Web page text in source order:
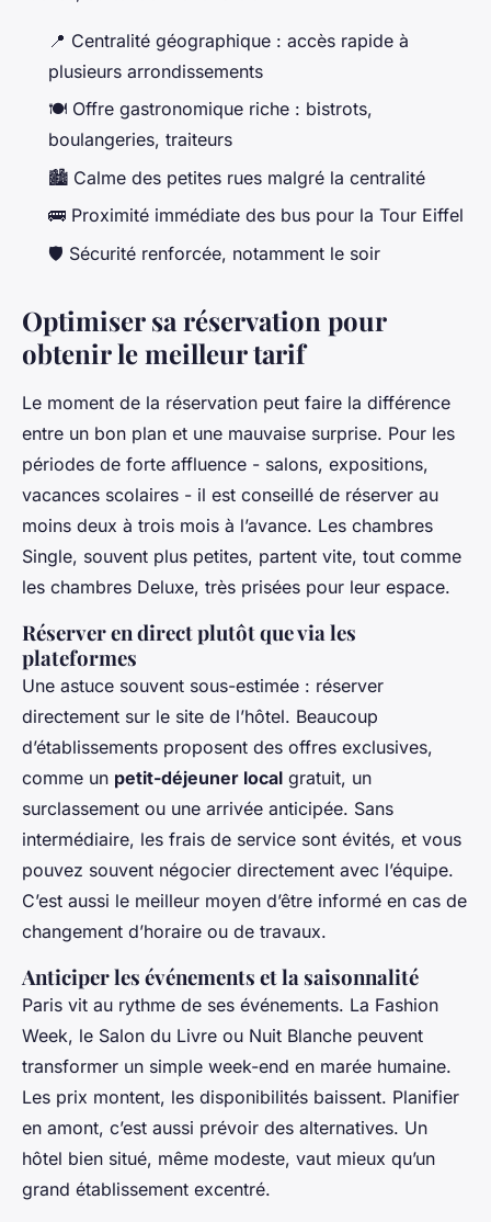
📍 Centralité géographique : accès rapide à
plusieurs arrondissements
🍽️ Offre gastronomique riche : bistrots,
boulangeries, traiteurs
🏙️ Calme des petites rues malgré la centralité
🚌 Proximité immédiate des bus pour la Tour Eiffel
🛡️ Sécurité renforcée, notamment le soir
Optimiser sa réservation pour
obtenir le meilleur tarif
Le moment de la réservation peut faire la différence
entre un bon plan et une mauvaise surprise. Pour les
périodes de forte affluence - salons, expositions,
vacances scolaires - il est conseillé de réserver au
moins deux à trois mois à l’avance. Les chambres
Single, souvent plus petites, partent vite, tout comme
les chambres Deluxe, très prisées pour leur espace.
Réserver en direct plutôt que via les
plateformes
Une astuce souvent sous-estimée : réserver
directement sur le site de l’hôtel. Beaucoup
d’établissements proposent des offres exclusives,
comme un petit-déjeuner local gratuit, un
surclassement ou une arrivée anticipée. Sans
intermédiaire, les frais de service sont évités, et vous
pouvez souvent négocier directement avec l’équipe.
C’est aussi le meilleur moyen d’être informé en cas de
changement d’horaire ou de travaux.
Anticiper les événements et la saisonnalité
Paris vit au rythme de ses événements. La Fashion
Week, le Salon du Livre ou Nuit Blanche peuvent
transformer un simple week-end en marée humaine.
Les prix montent, les disponibilités baissent. Planifier
en amont, c’est aussi prévoir des alternatives. Un
hôtel bien situé, même modeste, vaut mieux qu’un
grand établissement excentré.